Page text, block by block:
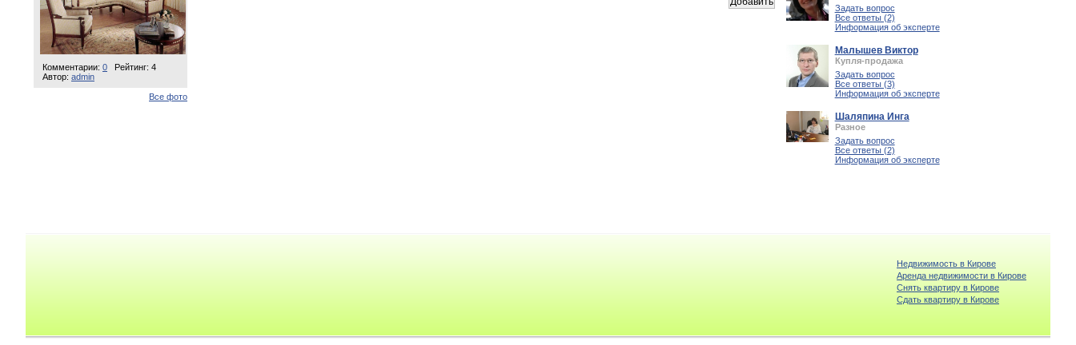
Комментарии: 0
Рейтинг: 4
Автор: admin
Все фото
Задать вопрос
Все ответы (2)
Информация об эксперте
Малышев Виктор
Купля-продажа
Задать вопрос
Все ответы (3)
Информация об эксперте
Шаляпина Инга
Разное
Задать вопрос
Все ответы (2)
Информация об эксперте
Недвижимость в Кирове
Аренда недвижимости в Кирове
Снять квартиру в Кирове
Cдать квартиру в Кирове